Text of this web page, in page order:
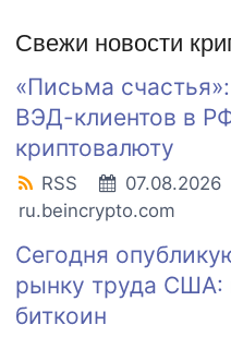
Свежи новости
«Письма
ВЭД-клиентов в
криптовалюту
RSS 07.08.2026
ru.beincrypto.com
Сегодня
рынку труда США:
биткоин